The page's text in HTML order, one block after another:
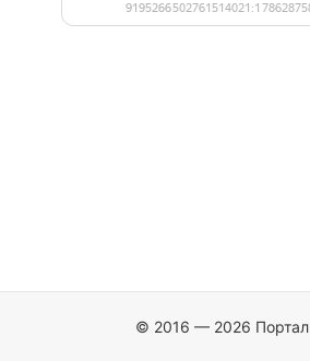
© 2016 — 2026 Портал